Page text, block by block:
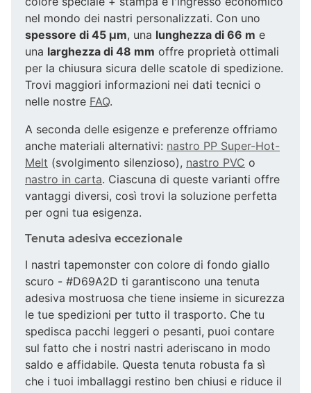
nel mondo dei nastri personalizzati. Con uno
spessore di 45 µm, una lunghezza di 66 m e
una larghezza di 48 mm offre proprietà ottimali
per la chiusura sicura delle scatole di spedizione.
Trovi maggiori informazioni nei dati tecnici o
nelle nostre FAQ.
A seconda delle esigenze e preferenze offriamo
anche materiali alternativi: nastro PP Super-Hot-
Melt (svolgimento silenzioso), nastro PVC o
nastro in carta. Ciascuna di queste varianti offre
vantaggi diversi, così trovi la soluzione perfetta
per ogni tua esigenza.
Tenuta adesiva eccezionale
I nastri tapemonster con colore di fondo giallo
scuro - #D69A2D ti garantiscono una tenuta
adesiva mostruosa che tiene insieme in sicurezza
le tue spedizioni per tutto il trasporto. Che tu
spedisca pacchi leggeri o pesanti, puoi contare
sul fatto che i nostri nastri aderiscano in modo
saldo e affidabile. Questa tenuta robusta fa sì
che i tuoi imballaggi restino ben chiusi e riduce il